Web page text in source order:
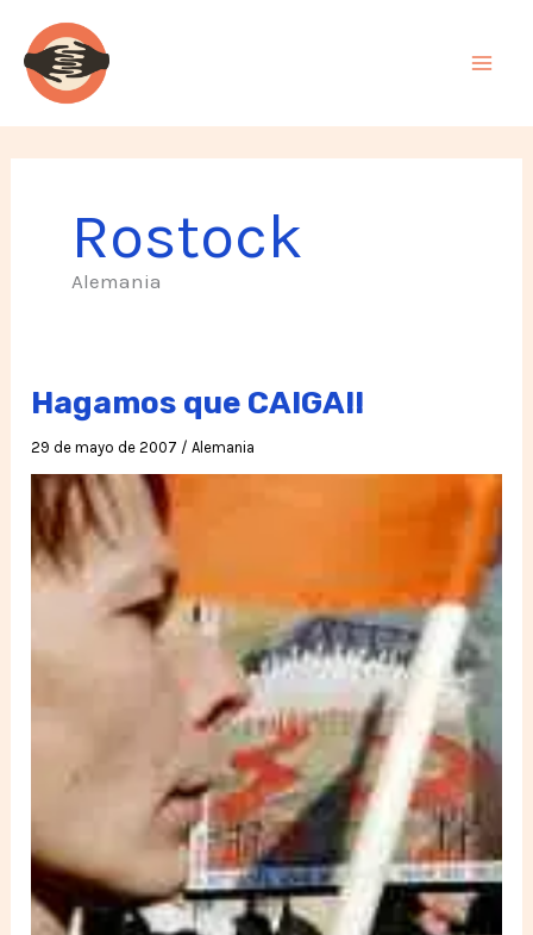
contenido
Rostock
Alemania
Hagamos que CAIGA!!
29 de mayo de 2007 /Alemania